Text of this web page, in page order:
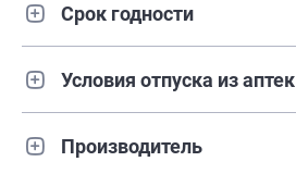
Срок годности
Условия отпуска из аптек
Производитель